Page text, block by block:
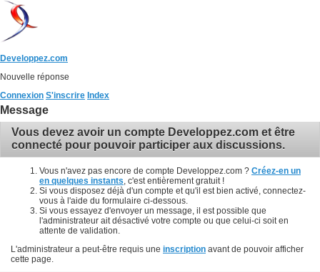
Developpez.com
Nouvelle réponse
Connexion S'inscrire Index
Message
Vous devez avoir un compte Developpez.com et être
connecté pour pouvoir participer aux discussions.
Vous n'avez pas encore de compte Developpez.com ? Créez-en un
en quelques instants , c'est entièrement gratuit !
Si vous disposez déjà d'un compte et qu'il est bien activé, connectez-
vous à l'aide du formulaire ci-dessous.
Si vous essayez d'envoyer un message, il est possible que
l'administrateur ait désactivé votre compte ou que celui-ci soit en
attente de validation.
L'administrateur a peut-être requis une inscription avant de pouvoir afficher
cette page.